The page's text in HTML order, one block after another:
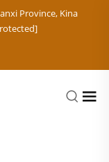
Province, Kina